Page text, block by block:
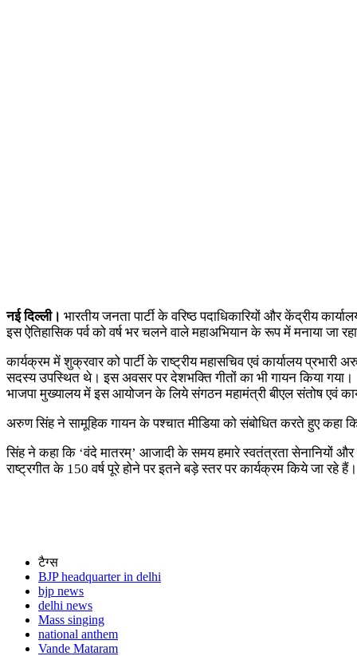
नई दिल्ली। भारतीय जनता पार्टी के वरिष्ठ पदाधिकारियों और केंद्रीय
इस ऐतिहासिक पर्व को वर्ष भर चलने वाले महाअभियान के रूप में मनाया जा
कार्यक्रम में शुक्रवार को पार्टी के राष्ट्रीय महासचिव एवं कार्यालय प्रभारी
सदस्य उपस्थित थे। इस अवसर पर देशभक्ति गीतों का भी गायन किया गया।
भाजपा मुख्यालय में इस आयोजन के लिये संगठन महामंत्री बीएल संतोष एवं
अरुण सिंह ने सामूहिक गायन के पश्चात मीडिया को संबोधित करते हुए कहा
सिंह ने कहा कि ‘वंदे मातरम्’ आजादी के समय हमारे स्वतंत्रता सेनानियों और
राष्ट्रगीत के 150 वर्ष पूरे होने पर इतने बड़े स्तर पर कार्यक्रम किये जा
टैग्स
BJP headquarter in delhi
bjp news
delhi news
Mass singing
national anthem
Vande Mataram